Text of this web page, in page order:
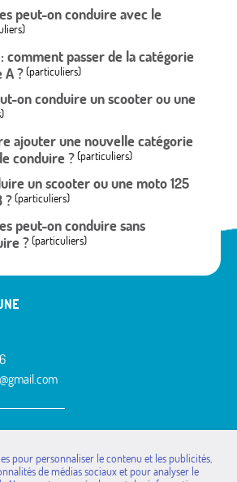
peut-on conduire avec le
comment passer de la catégorie
A ?(particuliers)
on conduire un scooter ou une
ajouter une nouvelle catégorie
conduire ?(particuliers)
un scooter ou une moto 125
?(particuliers)
peut-on conduire sans
?(particuliers)
pour personnaliser le contenu et les publicités,
de médias sociaux et pour analyser le